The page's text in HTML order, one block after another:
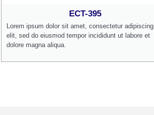
ECT-395
Lorem ipsum dolor sit amet, consectetur adipiscing
elit, sed do eiusmod tempor incididunt ut labore et
dolore magna aliqua.